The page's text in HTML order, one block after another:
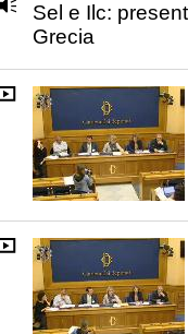
Sel e Ilc:
Grecia